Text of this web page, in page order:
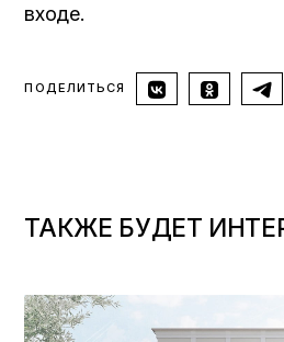
входе.
ПОДЕЛИТЬСЯ
ТАКЖЕ БУДЕТ